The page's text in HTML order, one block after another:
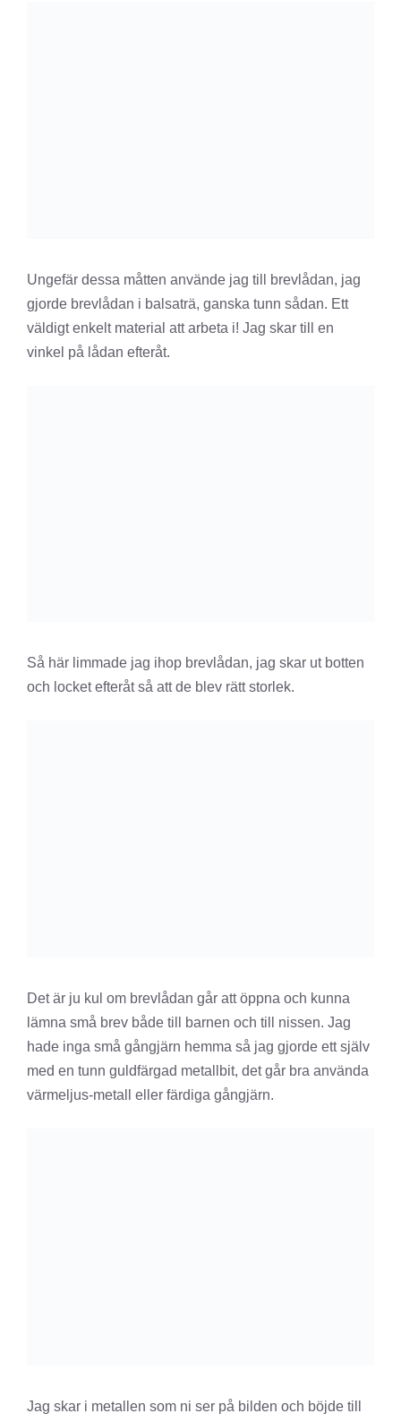
Ungefär dessa måtten använde jag till brevlådan, jag
gjorde brevlådan i balsaträ, ganska tunn sådan. Ett
väldigt enkelt material att arbeta i! Jag skar till en
vinkel på lådan efteråt.
Så här limmade jag ihop brevlådan, jag skar ut botten
och locket efteråt så att de blev rätt storlek.
Det är ju kul om brevlådan går att öppna och kunna
lämna små brev både till barnen och till nissen. Jag
hade inga små gångjärn hemma så jag gjorde ett själv
med en tunn guldfärgad metallbit, det går bra använda
värmeljus-metall eller färdiga gångjärn.
Jag skar i metallen som ni ser på bilden och böjde till